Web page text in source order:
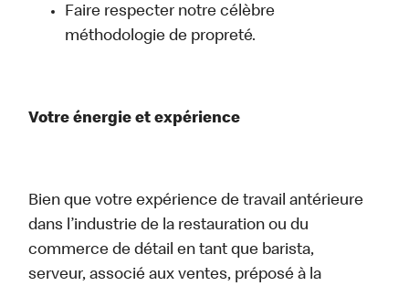
Faire respecter notre célèbre
méthodologie de propreté.
Votre énergie et expérience
Bien que votre expérience de travail antérieure
dans l’industrie de la restauration ou du
commerce de détail en tant que barista,
serveur, associé aux ventes, préposé à la